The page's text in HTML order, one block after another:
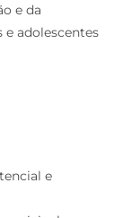
e da
adolescentes
e